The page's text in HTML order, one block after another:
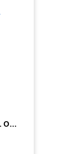
Restas con llevadas. ODE de matemáticas